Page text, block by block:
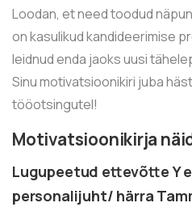
Loodan, et need toodud
on kasulikud kandideerimise
leidnud enda jaoks uusi
Sinu motivatsioonikiri juba
tööotsingutel!
Motivatsioonikirja
Lugupeetud ettevõtte Y
personalijuht/ härra